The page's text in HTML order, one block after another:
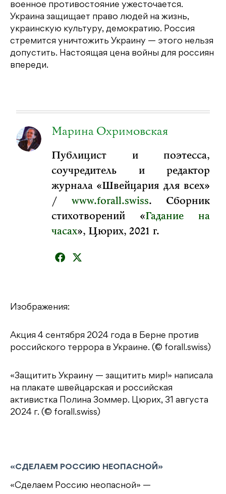
военное противостояние ужесточается.
Украина защищает право людей на жизнь,
украинскую культуру, демократию. Россия
стремится уничтожить Украину — этого нельзя
допустить. Настоящая цена войны для россиян
впереди.
Марина Охримовская
Публицист и поэтесса,
соучредитель и редактор
журнала «Швейцария для всех»
/ www.forall.swiss. Сборник
стихотворений «Гадание на
часах», Цюрих, 2021 г.
Изображения:
Акция 4 сентября 2024 года в Берне против
российского террора в Украине. (© forall.swiss)
«Защитить Украину — защитить мир!» написала
на плакате швейцарская и российская
активистка Полина Зоммер. Цюрих, 31 августа
2024 г. (© forall.swiss)
«СДЕЛАЕМ РОССИЮ НЕОПАСНОЙ»
«Сделаем Россию неопасной» —